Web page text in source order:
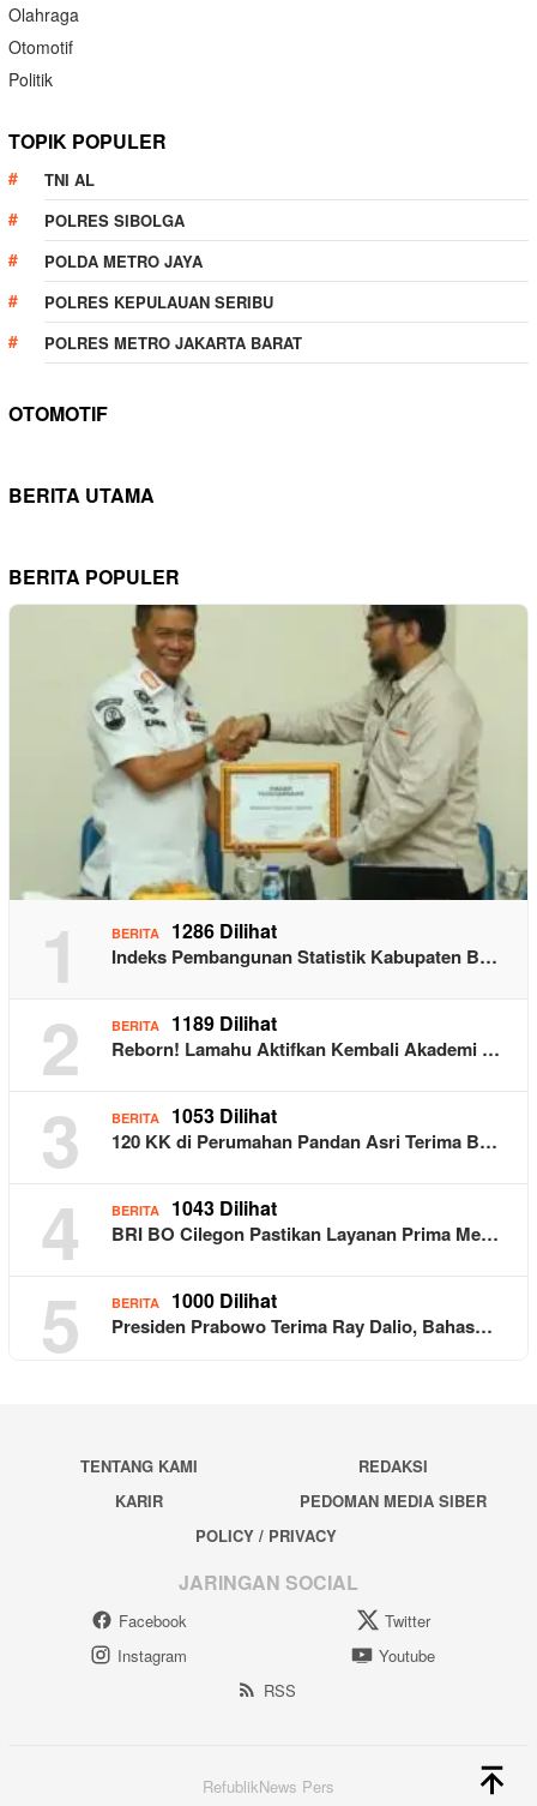
Olahraga
Otomotif
Politik
TOPIK POPULER
TNI AL
POLRES SIBOLGA
POLDA METRO JAYA
POLRES KEPULAUAN SERIBU
POLRES METRO JAKARTA BARAT
OTOMOTIF
BERITA UTAMA
BERITA POPULER
1 BERITA 1286 Dilihat
Indeks Pembangunan Statistik Kabupaten B…
2 BERITA 1189 Dilihat
Reborn! Lamahu Aktifkan Kembali Akademi …
3 BERITA 1053 Dilihat
120 KK di Perumahan Pandan Asri Terima B…
4 BERITA 1043 Dilihat
BRI BO Cilegon Pastikan Layanan Prima Me…
5 BERITA 1000 Dilihat
Presiden Prabowo Terima Ray Dalio, Bahas…
TENTANG KAMI
REDAKSI
KARIR
PEDOMAN MEDIA SIBER
POLICY / PRIVACY
JARINGAN SOCIAL
Facebook
Twitter
Instagram
Youtube
RSS
RefublikNews Pers